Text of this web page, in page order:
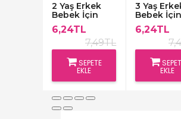
2 Yaş Erkek
Bebek İçin
Davetiyeler,10
Adet
6,24TL
7,49TL
SEPETE
EKLE
3 Yaş
Bebek İçin
Adet
6,24TL
EKLE